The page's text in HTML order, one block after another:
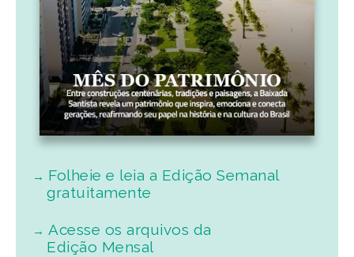
Folheie e leia a Edição Semanal
gratuitamente
Acesse os arquivos da
Edição Mensal